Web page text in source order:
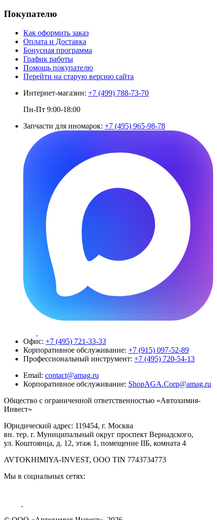
Покупателю
Как оформить заказ
Оплата и Доставка
Бонусная программа
График работы
Помощь покупателю
Перейти на старую версию сайта
Интернет-магазин: +7 (499) 788-73-70
Пн-Пт 9:00-18:00
Запчасти для иномарок: +7 (495) 965-98-78
Офис: +7 (495) 721-33-33
Корпоративное обслуживание: +7 (915) 097-52-89
Профессиональный инструмент: +7 (495) 720-54-13
Email: contact@amag.ru
Корпоративное обслуживание: ShopAGA.Corp@amag.ru
Общество с ограниченной ответственностью «Автохимия-
Инвест»
Юридический адрес: 119454, г. Москва
вн. тер. г. Муниципальный округ проспект Вернадского,
ул. Коштоянца, д. 12, этаж 1, помещение IIБ, комната 4
AVTOKHIMIYA-INVEST, OOO TIN 7743734773
Мы в социальных сетях: